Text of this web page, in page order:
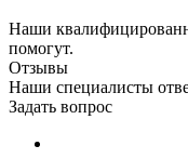
Наши
помогут.
Отзывы
Наши специалисты
Задать вопрос